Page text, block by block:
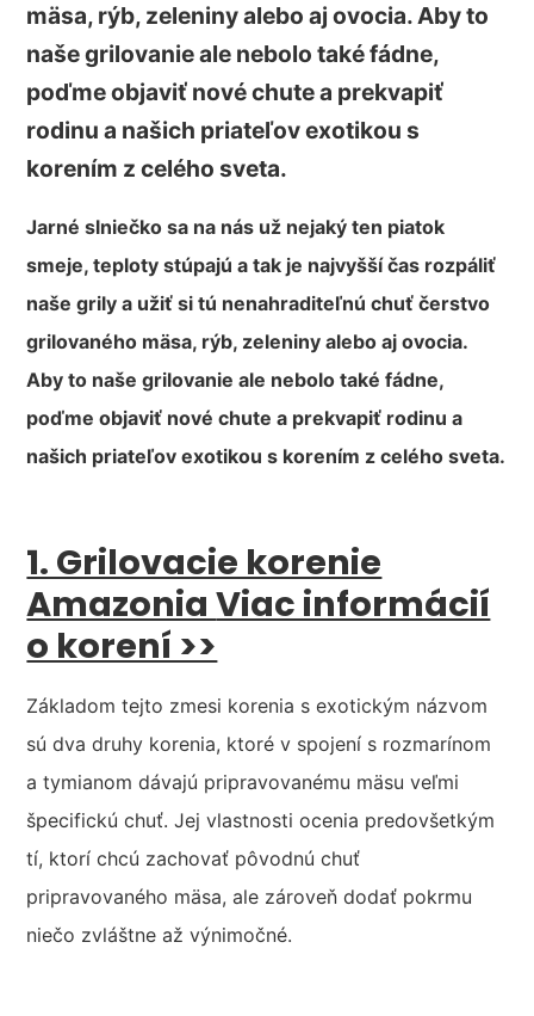
mäsa, rýb, zeleniny alebo aj ovocia. Aby to
naše grilovanie ale nebolo také fádne,
poďme objaviť nové chute a prekvapiť
rodinu a našich priateľov exotikou s
korením z celého sveta.
Jarné slniečko sa na nás už nejaký ten piatok
smeje, teploty stúpajú a tak je najvyšší čas rozpáliť
naše grily a užiť si tú nenahraditeľnú chuť čerstvo
grilovaného mäsa, rýb, zeleniny alebo aj ovocia.
Aby to naše grilovanie ale nebolo také fádne,
poďme objaviť nové chute a prekvapiť rodinu a
našich priateľov exotikou s korením z celého sveta.
1. Grilovacie korenie
AmazoniaViac informácií
o korení >>
Základom tejto zmesi korenia s exotickým názvom
sú dva druhy korenia, ktoré v spojení s rozmarínom
a tymianom dávajú pripravovanému mäsu veľmi
špecifickú chuť. Jej vlastnosti ocenia predovšetkým
tí, ktorí chcú zachovať pôvodnú chuť
pripravovaného mäsa, ale zároveň dodať pokrmu
niečo zvláštne až výnimočné.